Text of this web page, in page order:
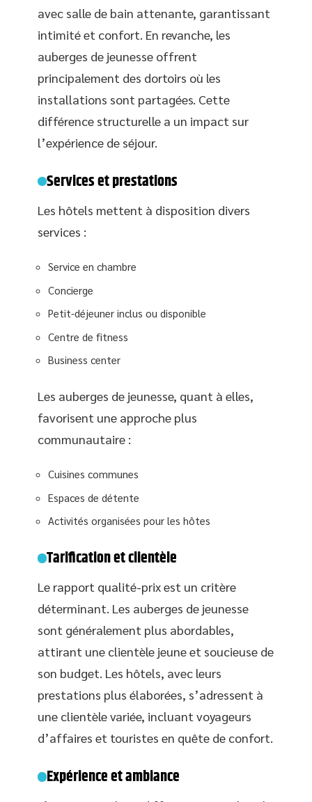
avec salle de bain attenante, garantissant
intimité et confort. En revanche, les
auberges de jeunesse offrent
principalement des dortoirs où les
installations sont partagées. Cette
différence structurelle a un impact sur
l’expérience de séjour.
Services et prestations
Les hôtels mettent à disposition divers
services :
Service en chambre
Concierge
Petit-déjeuner inclus ou disponible
Centre de fitness
Business center
Les auberges de jeunesse, quant à elles,
favorisent une approche plus
communautaire :
Cuisines communes
Espaces de détente
Activités organisées pour les hôtes
Tarification et clientèle
Le rapport qualité-prix est un critère
déterminant. Les auberges de jeunesse
sont généralement plus abordables,
attirant une clientèle jeune et soucieuse de
son budget. Les hôtels, avec leurs
prestations plus élaborées, s’adressent à
une clientèle variée, incluant voyageurs
d’affaires et touristes en quête de confort.
Expérience et ambiance